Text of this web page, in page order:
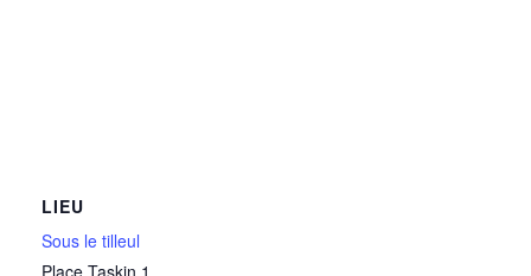
LIEU
Sous le tilleul